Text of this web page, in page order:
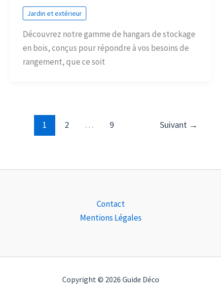
Jardin et extérieur
Découvrez notre gamme de hangars de stockage
en bois, conçus pour répondre à vos besoins de
rangement, que ce soit
1 2 … 9 Suivant →
Contact
Mentions Légales
Copyright © 2026 Guide Déco